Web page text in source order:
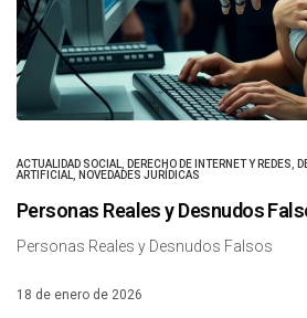
ACTUALIDAD SOCIAL DERECHO DE INTERNET Y REDES
ARTIFICIAL
NOVEDADES JURÍDICAS
Personas Reales y Desnudos
Personas Reales y Desnudos Falsos
18 de enero de 2026